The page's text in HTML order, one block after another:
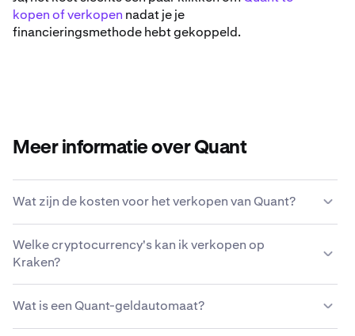
kopen of verkopen nadat je je
financieringsmethode hebt gekoppeld.
Meer informatie over Quant
Wat zijn de kosten voor het verkopen van Quant?
basis van transactiegrootte, type asset, betaalmethode
en marktomstandigheden.
kostenstructuur van Kraken.
Welke cryptocurrency's kan ik verkopen op
Kraken?
kopen en verkopen, waaronder Quant.
Wat is een Quant-geldautomaat?